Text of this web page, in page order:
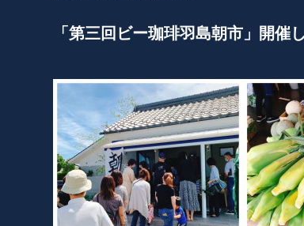
「第三回ビー珈琲羽島朝市」開催